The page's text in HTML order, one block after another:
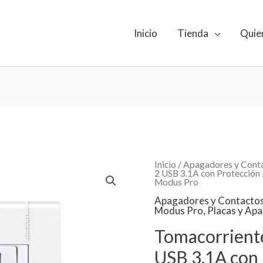
Inicio
Tienda
Inicio /Apagadores y
2 USB 3.1A con
Modus Pro
Apagadores y
Modus Pro, Placas y
USB 3.1A
Tomacorriente
Dúplex
2P+T
2
USB
3.1A
Protección
Infantil,
15A,